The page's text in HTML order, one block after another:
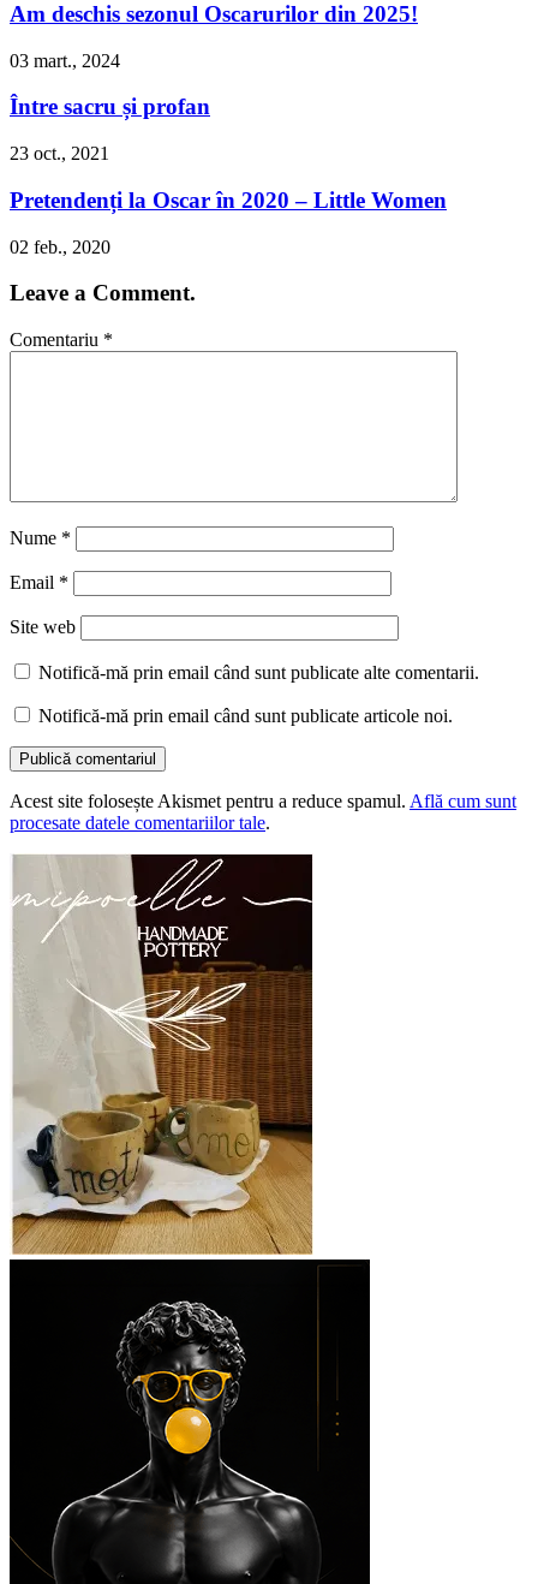
Am deschis sezonul Oscarurilor din 2025!
03 mart., 2024
Între sacru și profan
23 oct., 2021
Pretendenți la Oscar în 2020 – Little Women
02 feb., 2020
Leave a Comment.
Comentariu *
Nume *
Email *
Site web
Notifică-mă prin email când sunt publicate alte comentarii.
Notifică-mă prin email când sunt publicate articole noi.
Acest site folosește Akismet pentru a reduce spamul. Află cum sunt
procesate datele comentariilor tale.